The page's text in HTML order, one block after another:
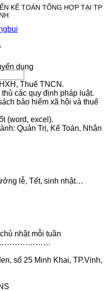
KẾ TOÁN TỔNG HỢP TẠI TP
dụng
Thuế TNCN.
các quy định pháp luật.
bảo hiểm xã hội và thuế
(word, excel).
Quản Trị, Kế Toán, Nhân
lễ, Tết, sinh nhật…
nhật mỗi tuần
số 25 Minh Khai, TP.Vinh,